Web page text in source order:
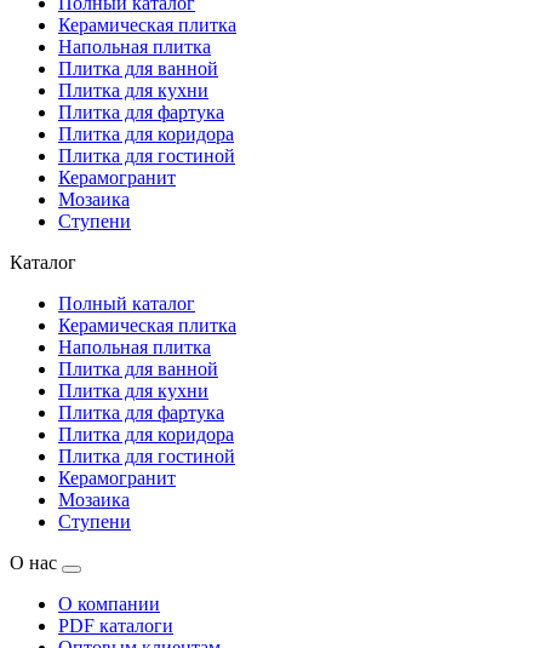
Керамическая плитка
Напольная плитка
Плитка для ванной
Плитка для кухни
Плитка для фартука
Плитка для коридора
Плитка для гостиной
Керамогранит
Мозаика
Ступени
Каталог
Полный каталог
Керамическая плитка
Напольная плитка
Плитка для ванной
Плитка для кухни
Плитка для фартука
Плитка для коридора
Плитка для гостиной
Керамогранит
Мозаика
Ступени
О нас
О компании
PDF каталоги